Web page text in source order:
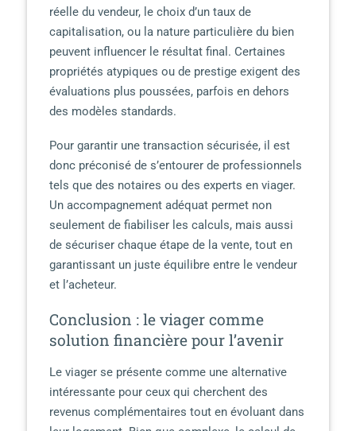
réelle du vendeur, le choix d’un taux de
capitalisation, ou la nature particulière du bien
peuvent influencer le résultat final. Certaines
propriétés atypiques ou de prestige exigent des
évaluations plus poussées, parfois en dehors
des modèles standards.
Pour garantir une transaction sécurisée, il est
donc préconisé de s’entourer de professionnels
tels que des notaires ou des experts en viager.
Un accompagnement adéquat permet non
seulement de fiabiliser les calculs, mais aussi
de sécuriser chaque étape de la vente, tout en
garantissant un juste équilibre entre le vendeur
et l’acheteur.
Conclusion : le viager comme
solution financière pour l’avenir
Le viager se présente comme une alternative
intéressante pour ceux qui cherchent des
revenus complémentaires tout en évoluant dans